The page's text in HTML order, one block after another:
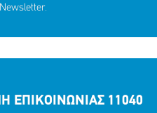
ΕΠΙΚΟΙΝΩΝΙΑΣ 11040